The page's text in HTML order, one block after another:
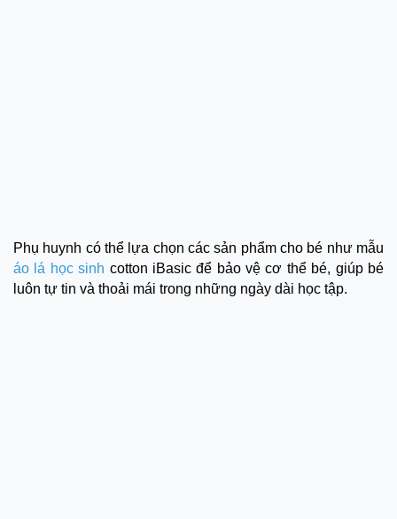
Phụ huynh có thể lựa chọn các sản phẩm cho bé như mẫu
áo lá học sinh cotton iBasic để bảo vệ cơ thể bé, giúp bé
luôn tự tin và thoải mái trong những ngày dài học tập.